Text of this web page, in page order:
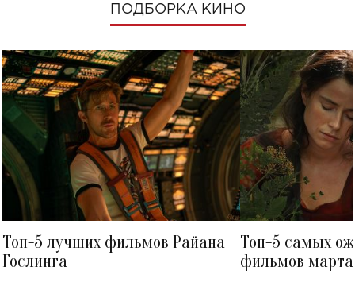
ПОДБОРКА КИНО
Топ-5 лучших фильмов Райана
Гослинга
Топ-5 самых
фильмов